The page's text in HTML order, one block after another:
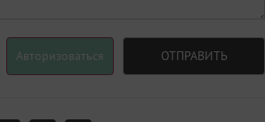
Авторизоваться ОТПРАВИТЬ